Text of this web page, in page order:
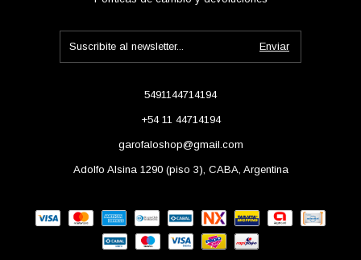
5491144714194
+54 11 44714194
garofaloshop@gmail.com
Adolfo Alsina 1290 (piso 3), CABA, Argentina